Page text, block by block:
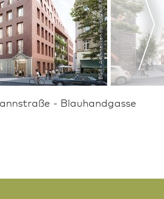
- Blauhandgasse